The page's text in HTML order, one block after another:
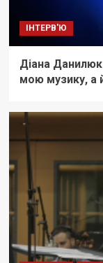
ІНТЕРВ'Ю
Діана
мою музику, а й